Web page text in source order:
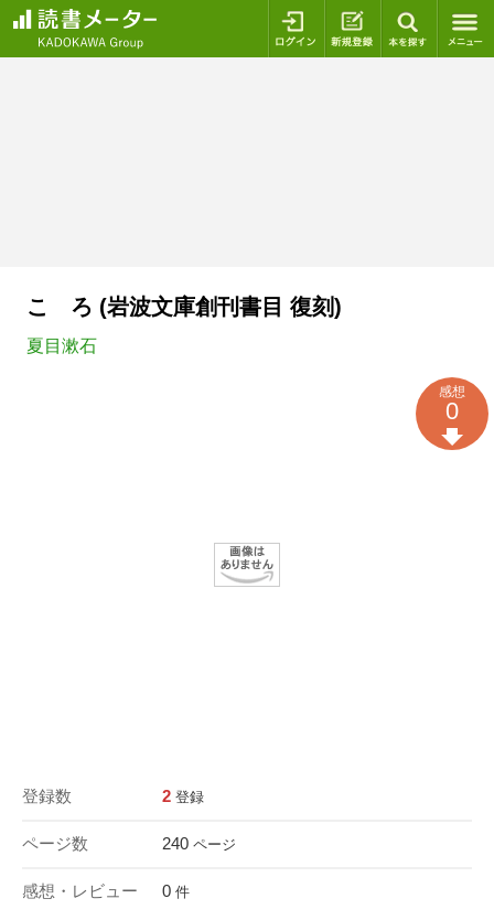
ログイン 新規登録
こゝろ (岩波文庫創刊書目 復刻)
夏目漱石
登録数 2 登録
ページ数 240 ページ
感想・レビュー 0 件
感想
0